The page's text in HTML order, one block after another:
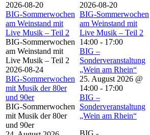
2026-08-20
BIG-Sommerwochen
am Weinstand mit
Live Musik – Teil 2
BIG-Sommerwochen
am Weinstand mit
Live Musik – Teil 2
2026-08-24
BIG-Sommerwochen
mit Musik der 80er
und 90er
BIG-Sommerwochen
mit Musik der 80er
und 90er
2026-08-20
BIG-Sommerwochen
am Weinstand mit
Live Musik – Teil 2
14:00 - 17:00
BIG –
Sonderveranstaltung
„Wein am Rhein“
25. August 2026 @
14:00 - 17:00
BIG –
Sonderveranstaltung
„Wein am Rhein“